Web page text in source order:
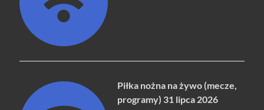
Piłka nożna na żywo (mecze,
programy) 31 lipca 2026